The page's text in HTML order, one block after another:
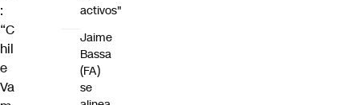
:
“C
hil
e
Va
activos"
Jaime
Bassa
(FA)
se